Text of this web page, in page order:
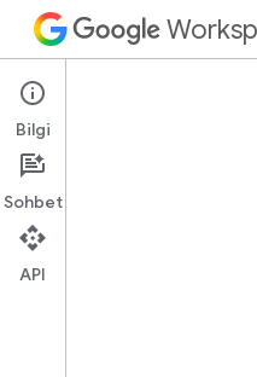
Google Calendar
Genel bakış
Bilgi
Sohbet
API